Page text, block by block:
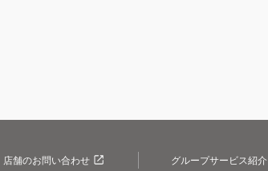
店舗のお問い合わせ グループサービス紹介